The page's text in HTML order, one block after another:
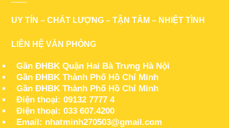
UY TÍN – CHẤT LƯỢNG – TẬN TÂM – NHIỆT TÌNH
LIÊN HỆ VĂN PHÒNG
Gần ĐHBK Quận Hai Bà Trưng Hà Nội
Gần ĐHBK Thành Phố Hồ Chí Minh
Gần ĐHBK Thành Phố Hồ Chí Minh
Điện thoại: 09132 7777 4
Điện thoại: 033 607.4200
Email: nhatminh270503@gmail.com